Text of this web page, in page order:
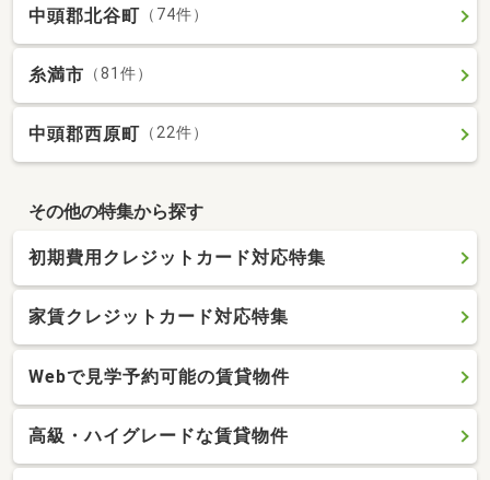
中頭郡北谷町 （74件）
糸満市 （81件）
中頭郡西原町 （22件）
その他の特集から探す
初期費用クレジットカード対応特集
家賃クレジットカード対応特集
Webで見学予約可能の賃貸物件
高級・ハイグレードな賃貸物件